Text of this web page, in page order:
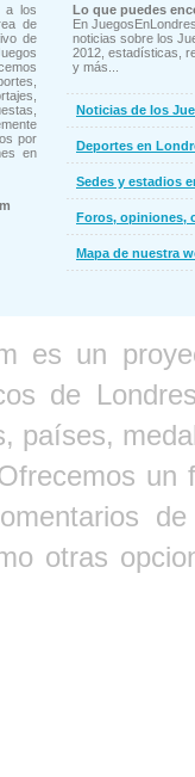
a los
de
de
por
en
Lo que puedes
En
noticias sobre los
2012, estadísticas,
y más...
Noticias de los
Deportes en
Sedes y estadios
Foros, opiniones,
Mapa de nuestra
es un
de
países,
un
otras